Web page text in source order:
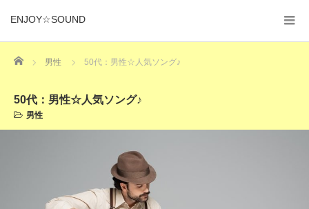
ENJOY☆SOUND
Home 男性 50代：男性☆人気ソング♪
50代：男性☆人気ソング♪
男性